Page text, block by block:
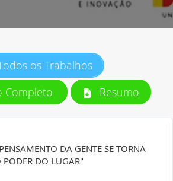
os Trabalhos
Completo
Resumo
DA GENTE SE TORNA
PODER DO LUGAR"